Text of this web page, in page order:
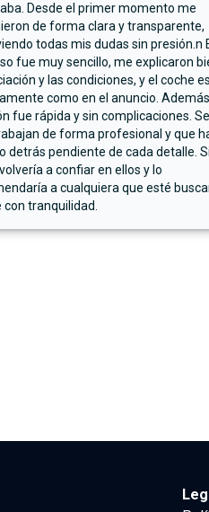
Desde el primer momento me
de forma clara y transparente,
todas mis dudas sin presión.n
fue muy sencillo, me explicaron
y las condiciones, y el coche
como en el anuncio.
fue rápida y sin complicaciones.
de forma profesional y que
detrás pendiente de cada detalle.
a confiar en ellos y lo
a cualquiera que esté
con tranquilidad.